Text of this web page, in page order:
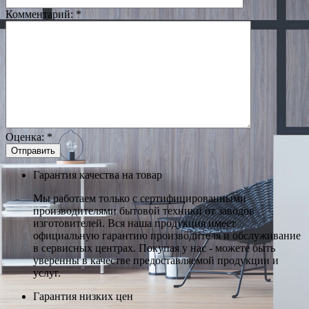
Комментарий: *
Оценка: *
Гарантия качества на товар
Мы работаем только с сертифицированными
производителями бытовой техники от заводов
изготовителей. Вся наша продукция имеет
официальную гарантию производителя и обслуживание
в сервисных центрах. Покупая у нас - можете быть
уверенны в качестве предоставляемой продукции и
услуг.
Гарантия низких цен